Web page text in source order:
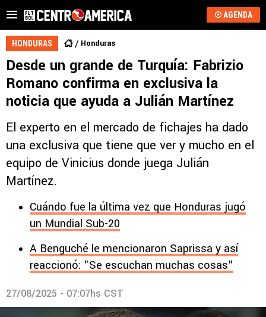
AGENDA
HONDURAS Honduras
Desde un grande de Turquía: Fabrizio
Romano confirma en exclusiva la
noticia que ayuda a Julián Martínez
El experto en el mercado de fichajes ha dado
una exclusiva que tiene que ver y mucho en el
equipo de Vinicius donde juega Julián
Martínez.
Cuándo fue la última vez que Honduras jugó
un Mundial Sub-20
A Benguché le mencionaron Saprissa y así
reaccionó: "Se escuchan muchas cosas"
27/08/2025 - 07:07hs CST